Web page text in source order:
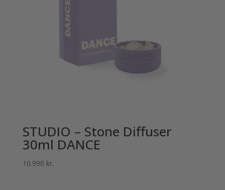
STUDIO – Stone Diffuser
30ml DANCE
10.990 kr.